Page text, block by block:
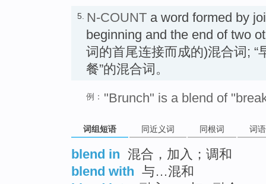
5. N-COUNT a word formed by
beginning and the end of two
词的首尾连接而成的)混合词; “
餐”的混合词。
例： "Brunch" is a blend of
词组短语 同近义词 同根词 词
blend in 混合，加入；调和
blend with 与…混和